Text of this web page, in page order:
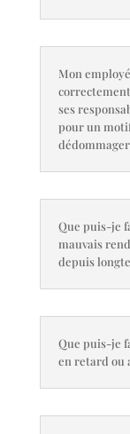
Mon
ses
pour un
Que puis-je
mauvais
depuis
Que puis-je
en retard ou